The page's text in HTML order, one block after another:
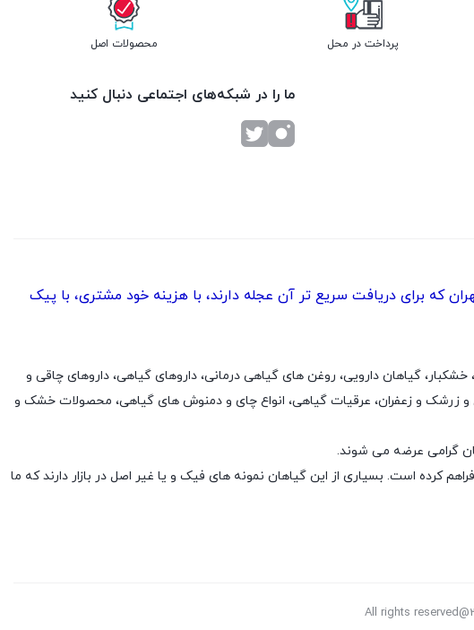
پرداخت در محل محصولات اصل
ما را در شبکه‌های اجتماعی دنبال کنید
برای دریافت سریع تر آن عجله دارند، با هزینه خود مشتری، با پیک
جات، خشکبار، گیاهان دارویی، روغن های گیاهی درمانی، داروهای گیاهی، داروهای چاقی و
و زعفران، عرقیات گیاهی، انواع چای و دمنوش های گیاهی، محصولات خشک و
گرامی عرضه می شوند.
کرده است. بسیاری از این گیاهان نمونه های فیک و یا غیر اصل در بازار دارند که ما